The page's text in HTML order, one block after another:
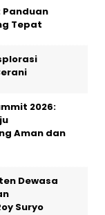
Panduan
Tepat
2026:
Aman dan
Dewasa
Suryo